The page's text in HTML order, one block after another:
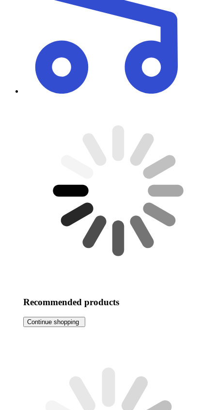
Recommended products
Continue shopping